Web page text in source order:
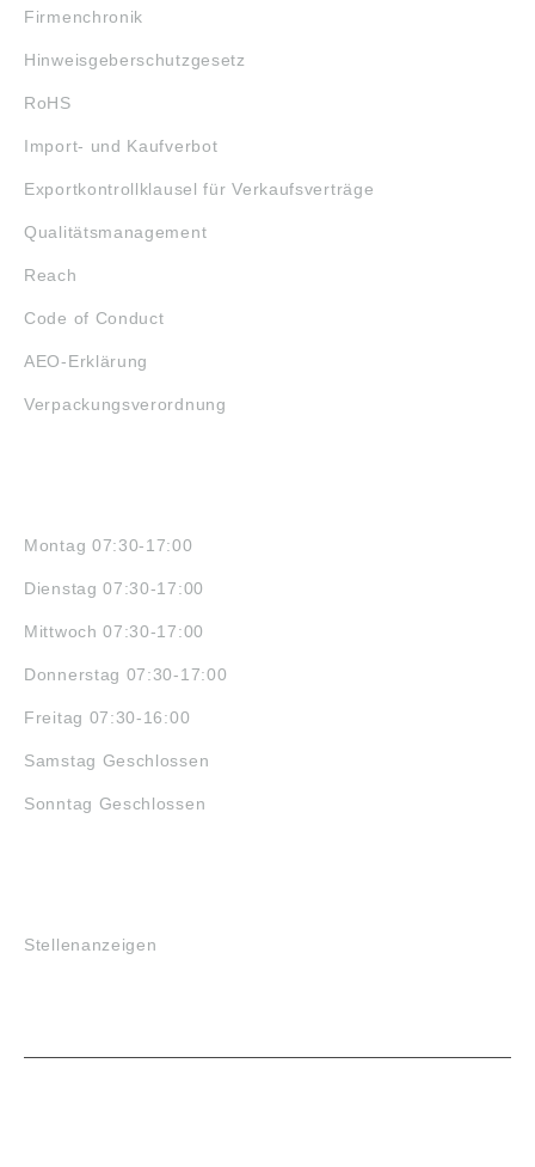
Firmenchronik
Hinweisgeberschutzgesetz
RoHS
Import- und Kaufverbot
Exportkontrollklausel für Verkaufsverträge
Qualitätsmanagement
Reach
Code of Conduct
AEO-Erklärung
Verpackungsverordnung
Montag 07:30-17:00
Dienstag 07:30-17:00
Mittwoch 07:30-17:00
Donnerstag 07:30-17:00
Freitag 07:30-16:00
Samstag Geschlossen
Sonntag Geschlossen
Stellenanzeigen